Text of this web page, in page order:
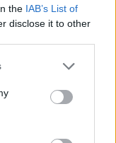
the IAB’s List of
disclose it to other